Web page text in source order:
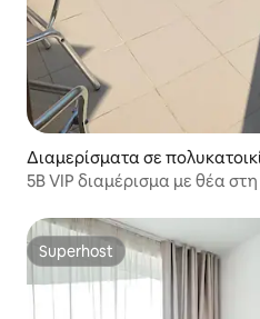
Διαμερίσματα σε
πολη
5B VIP διαμέρισμα με θέα
Superhost
Superhost